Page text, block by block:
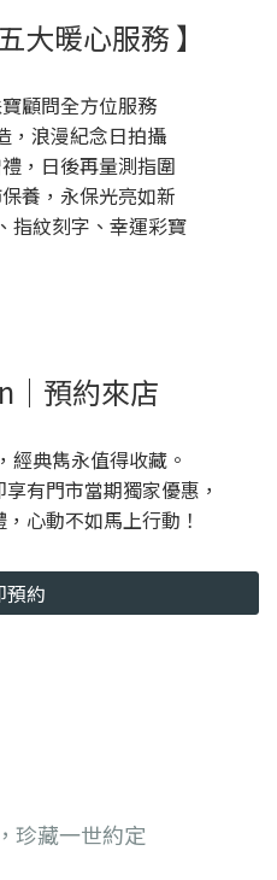
大暖心服務 】
顧問全方位服務
，浪漫紀念日拍攝
，日後再量測指圍
養，永保光亮如新
指紋刻字、幸運彩寶
｜預約來店
經典雋永值得收藏。
有門市當期獨家優惠，
心動不如馬上行動！
預約
珍藏一世約定